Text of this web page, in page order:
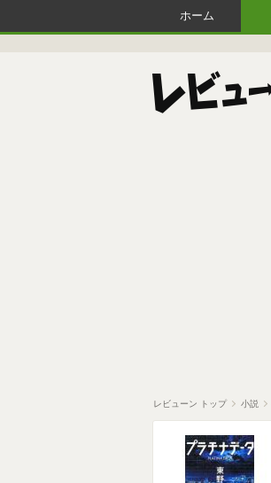
ホーム
レビューン トップ 小説